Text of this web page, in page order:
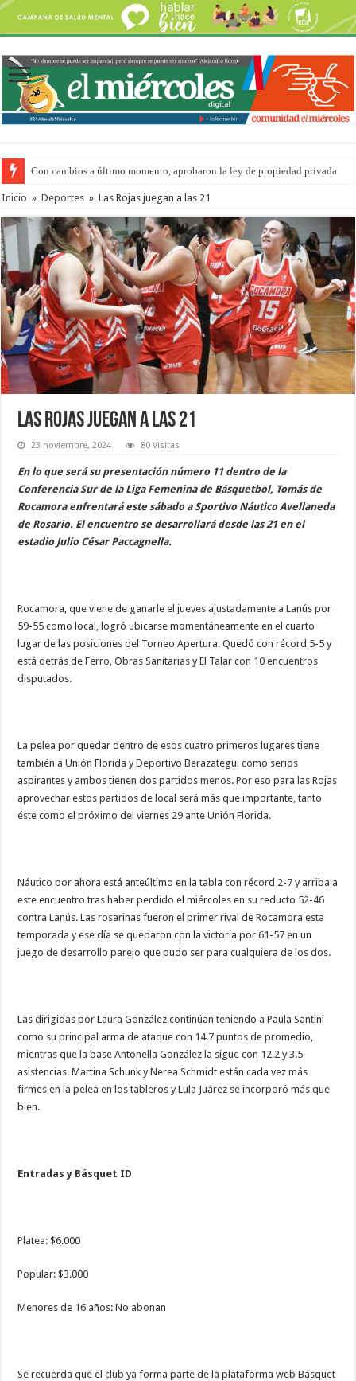
Con cambios a último momento, aprobaron la ley de propiedad privada
Inicio » Deportes » Las Rojas juegan a las 21
Las Rojas juegan a las 21
23 noviembre, 2024 80 Visitas
En lo que será su presentación número 11 dentro de la
Conferencia Sur de la Liga Femenina de Básquetbol, Tomás de
Rocamora enfrentará este sábado a Sportivo Náutico Avellaneda
de Rosario. El encuentro se desarrollará desde las 21 en el
estadio Julio César Paccagnella.
Rocamora, que viene de ganarle el jueves ajustadamente a Lanús por
59-55 como local, logró ubicarse momentáneamente en el cuarto
lugar de las posiciones del Torneo Apertura. Quedó con récord 5-5 y
está detrás de Ferro, Obras Sanitarias y El Talar con 10 encuentros
disputados.
La pelea por quedar dentro de esos cuatro primeros lugares tiene
también a Unión Florida y Deportivo Berazategui como serios
aspirantes y ambos tienen dos partidos menos. Por eso para las Rojas
aprovechar estos partidos de local será más que importante, tanto
éste como el próximo del viernes 29 ante Unión Florida.
Náutico por ahora está anteúltimo en la tabla con récord 2-7 y arriba a
este encuentro tras haber perdido el miércoles en su reducto 52-46
contra Lanús. Las rosarinas fueron el primer rival de Rocamora esta
temporada y ese día se quedaron con la victoria por 61-57 en un
juego de desarrollo parejo que pudo ser para cualquiera de los dos.
Las dirigidas por Laura González continúan teniendo a Paula Santini
como su principal arma de ataque con 14.7 puntos de promedio,
mientras que la base Antonella González la sigue con 12.2 y 3.5
asistencias. Martina Schunk y Nerea Schmidt están cada vez más
firmes en la pelea en los tableros y Lula Juárez se incorporó más que
bien.
Entradas y Básquet ID
Platea: $6.000
Popular: $3.000
Menores de 16 años: No abonan
Se recuerda que el club ya forma parte de la plataforma web Básquet